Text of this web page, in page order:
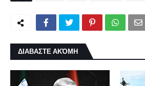
ΔΙΑΒΑΣΤΕ ΑΚΌΜΗ